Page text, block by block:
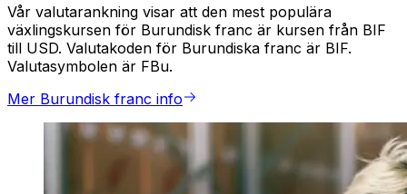
Vår valutarankning visar att den mest populära
växlingskursen för Burundisk franc är kursen från BIF
till USD. Valutakoden för Burundiska franc är BIF.
Valutasymbolen är FBu.
Mer Burundisk franc info